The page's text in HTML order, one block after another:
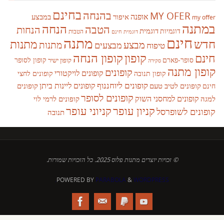
MY OFER my offer אופנהאיפור בהנחהבחינם במבצע
במתנה דוגמיותדוגמית דוגמית חינם הטבה הטבות הנחה הנחות
חדשחינם טיפוח מבצעמבצעים מתנהמתנותמתנות
חינם סופר-פארם סקירה קופוןקופון הנחה קופון ישיר קופון לסופר
קופון מתנה קופון תנובה קופונים קופונים לויקטורי קופונים לחצי
חינם קופונים לטיב טעם קופונים ליוחננוףקופונים ליינות ביתןקופונים
למגה קופונים למחסני השוק קופונים לסופרקופונים לרמי לוי
קופונים לשופרסלקניון עופרקניוני עופרתנובה
© זכויות יוצרים מתנות פלוס 2025. כל הזכויות שמורות.
POWERED BY PARABOLA&WORDPRESS.